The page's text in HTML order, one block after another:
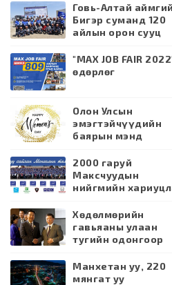
Говь-Алтай
Бигэр суманд 120
айлын орон сууц
"MAX JOB FAIR
өдөрлөг
Олон Улсын
эмэгтэйчүүдийн
баярын мэнд
2000 гаруй
Максчуудын
нийгмийн
Хөдөлмөрийн
гавьяаны улаан
тугийн одонгоор
Манхетан уу, 220
мянгат уу